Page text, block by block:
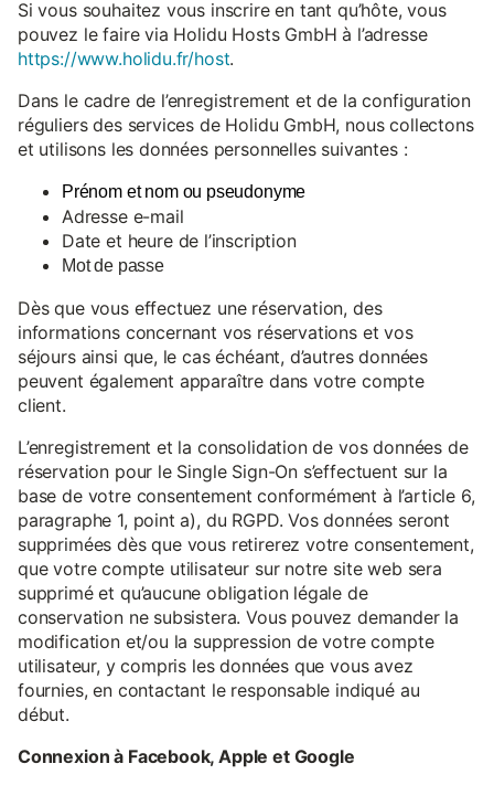
Si vous souhaitez vous inscrire en tant qu’hôte, vous
pouvez le faire via Holidu Hosts GmbH à l’adresse
https://www.holidu.fr/host.
Dans le cadre de l’enregistrement et de la configuration
réguliers des services de Holidu GmbH, nous collectons
et utilisons les données personnelles suivantes :
Prénom et nom ou pseudonyme
Adresse e-mail
Date et heure de l’inscription
Mot de passe
Dès que vous effectuez une réservation, des
informations concernant vos réservations et vos
séjours ainsi que, le cas échéant, d’autres données
peuvent également apparaître dans votre compte
client.
L’enregistrement et la consolidation de vos données de
réservation pour le Single Sign-On s’effectuent sur la
base de votre consentement conformément à l’article 6,
paragraphe 1, point a), du RGPD. Vos données seront
supprimées dès que vous retirerez votre consentement,
que votre compte utilisateur sur notre site web sera
supprimé et qu’aucune obligation légale de
conservation ne subsistera. Vous pouvez demander la
modification et/ou la suppression de votre compte
utilisateur, y compris les données que vous avez
fournies, en contactant le responsable indiqué au
début.
Connexion à Facebook, Apple et Google